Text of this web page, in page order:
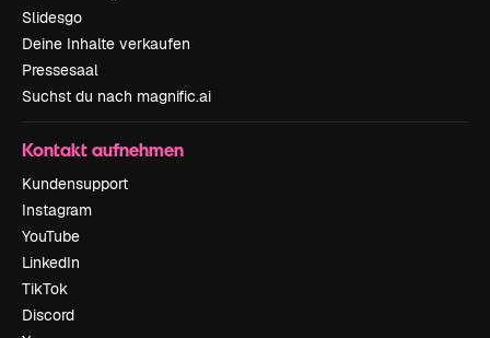
Slidesgo
Deine Inhalte verkaufen
Pressesaal
Suchst du nach magnific.ai
Kontakt aufnehmen
Kundensupport
Instagram
YouTube
LinkedIn
TikTok
Discord